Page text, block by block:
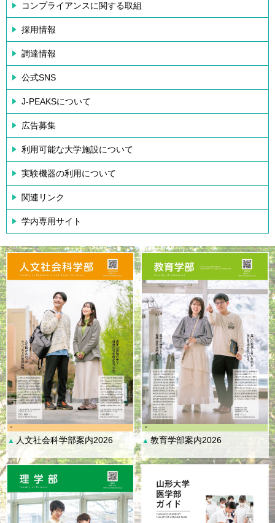
コンプライアンスに関する取組
採用情報
調達情報
公式SNS
J-PEAKSについて
広告募集
利用可能な大学施設について
実験機器の利用について
関連リンク
学内専用サイト
▲ 人文社会科学部案内2026 ▲ 教育学部案内2026